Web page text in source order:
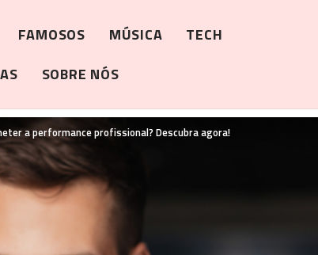
FAMOSOS MÚSICA
TECH
SOBRE NÓS
a performance profissional? Descubra agora!